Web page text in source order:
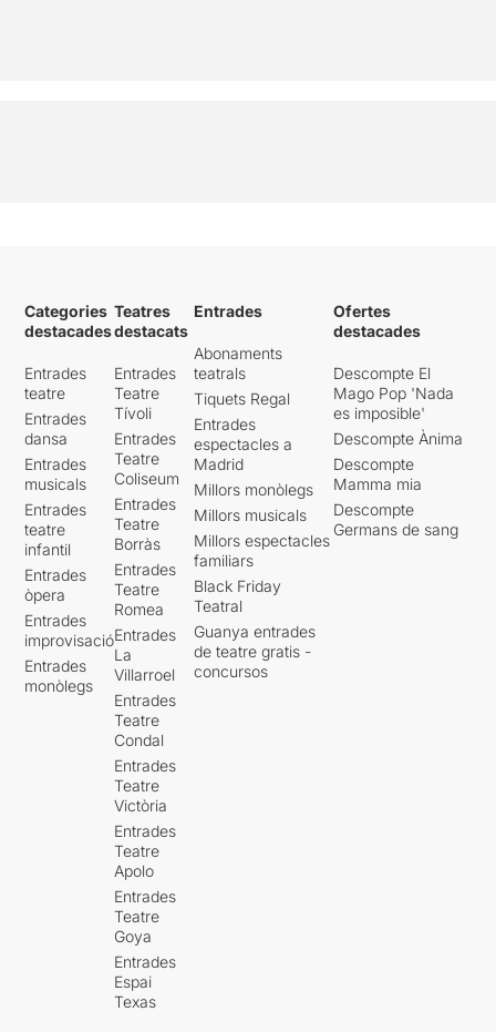
Categories
destacades
Entrades
teatre
Entrades
dansa
Entrades
musicals
Entrades
teatre
infantil
Entrades
òpera
Entrades
improvisació
Entrades
monòlegs
Teatres
destacats
Entrades
Teatre
Tívoli
Entrades
Teatre
Coliseum
Entrades
Teatre
Borràs
Entrades
Teatre
Romea
Entrades
La
Villarroel
Entrades
Teatre
Condal
Entrades
Teatre
Victòria
Entrades
Teatre
Apolo
Entrades
Teatre
Goya
Entrades
Espai
Texas
Entrades
Abonaments
teatrals
Tiquets Regal
Entrades
espectacles a
Madrid
Millors monòlegs
Millors musicals
Millors espectacles
familiars
Black Friday
Teatral
Guanya entrades
de teatre gratis -
concursos
Ofertes
destacades
Descompte El
Mago Pop 'Nada
es imposible'
Descompte Ànima
Descompte
Mamma mia
Descompte
Germans de sang